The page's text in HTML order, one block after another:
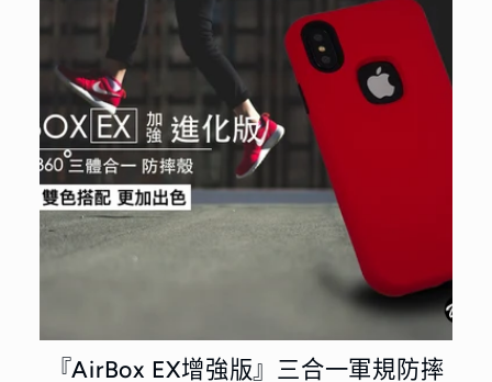
『AirBox EX增強版』三合一軍規防摔